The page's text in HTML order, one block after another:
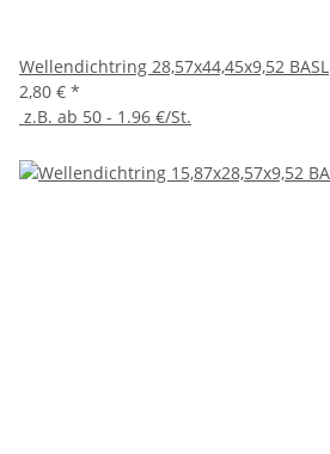
Wellendichtring 28,57x44,45x9,52 BASL
2,80 € *
z.B. ab 50 - 1.96 €/St.